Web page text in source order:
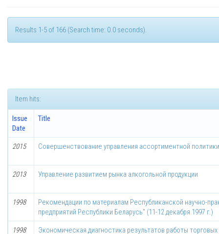
Results 1-5 of 166 (Search time: 0.0 seconds).
Item hits:
Issue
Date
Title
2015 Совершенствование управления ассортиментной
2013 Управление развитием рынка алкогольной продукции
1998
Рекомендации по материалам Республиканской научно-
предприятий Республики Беларусь" (11-12 декабря 1997 г.)
1998
Экономическая диагностика результатов работы